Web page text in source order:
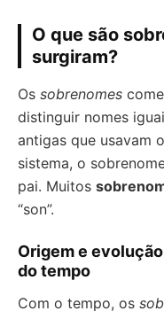
O que são
surgiram?
Os sobrenomes
distinguir nomes
antigas que usavam o
sistema, o
pai. Muitos
“son”.
Origem e
do tempo
Com o tempo, os